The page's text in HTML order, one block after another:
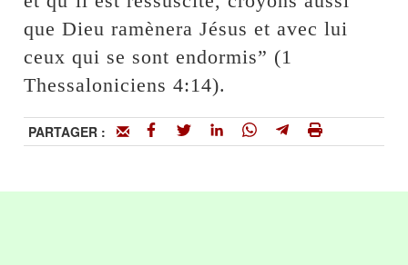
que Dieu ramènera Jésus et avec lui
ceux qui se sont endormis” (1
Thessaloniciens 4:14).
PARTAGER :